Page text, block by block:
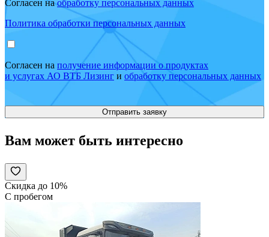
Согласен наобработку персональных данных
Политика обработки персональных данных
Согласен на получение информации о продуктах
и услугах АО ВТБ Лизинг и обработку персональных данных
Вам может быть интересно
Скидка до 10%
С пробегом